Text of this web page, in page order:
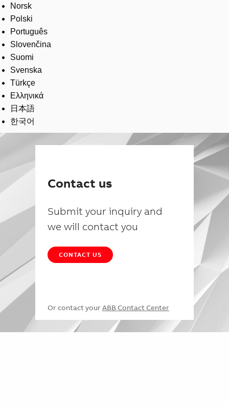
Norsk
Polski
Português
Slovenčina
Suomi
Svenska
Türkçe
Ελληνικά
日本語
한국어
Contact us
Submit your inquiry and
we will contact you
CONTACT US
Or contact your ABB Contact Center